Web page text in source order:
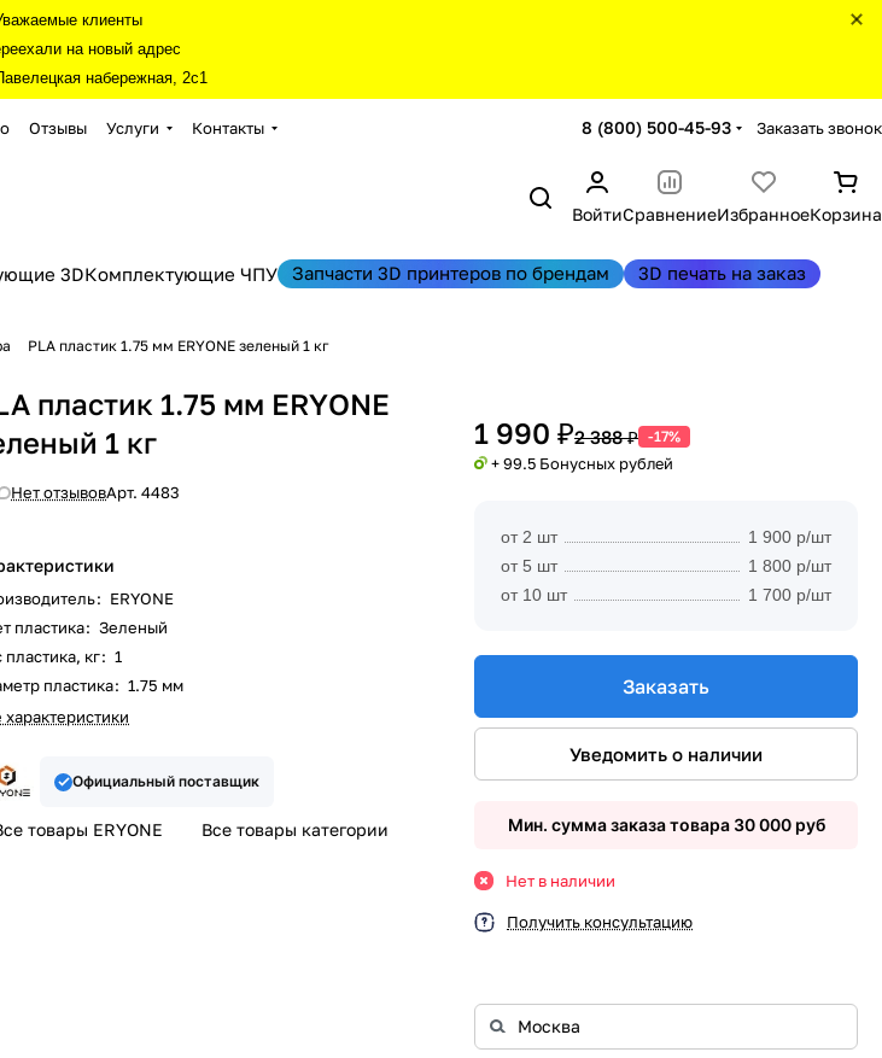
клиенты
на новый адрес
набережная, 2с1
Отзывы Услуги Контакты 8 (800) 500-45-93 Заказать звонок
ВойтиСравнениеИзбранноеКорзина
3DКомплектующие ЧПУ Запчасти 3D принтеров по брендам 3D печать на заказ
PLA пластик 1.75 мм ERYONE зеленый 1 кг
пластик 1.75 мм ERYONE
1 кг
Нет отзывовАрт.4483
: ERYONE
пластика: Зеленый
пластика, кг: 1
пластика: 1.75 мм
характеристики
Официальный поставщик
товары ERYONE Все товары категории
1 990 ₽2 388 ₽ -17%
+ 99.5 Бонусных рублей
от 2 шт
1 900 р/шт
от 5 шт
1 800 р/шт
от 10 шт
1 700 р/шт
Заказать
Уведомить о наличии
Мин. сумма заказа товара 30 000 руб
Нет в наличии
Получить консультацию